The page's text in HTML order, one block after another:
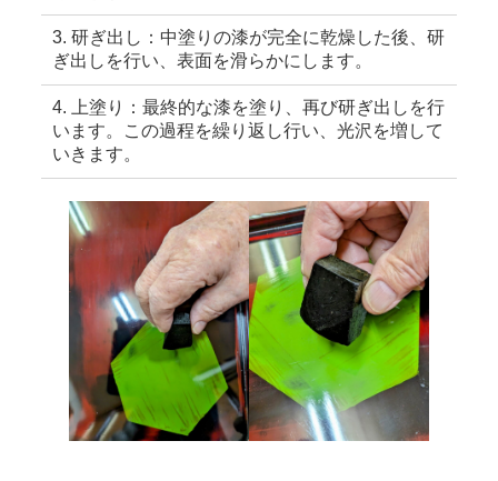
研ぎ出し：中塗りの漆が完全に乾燥した後、研
ぎ出しを行い、表面を滑らかにします。
上塗り：最終的な漆を塗り、再び研ぎ出しを行
います。この過程を繰り返し行い、光沢を増して
いきます。